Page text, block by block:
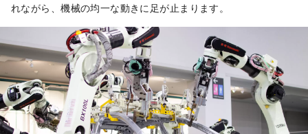
れながら、機械の均一な動きに足が止まります。